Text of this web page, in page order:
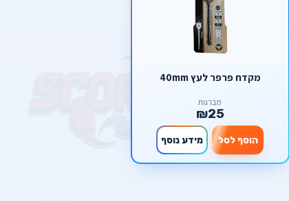
מקדח פרפר לעץ 40mm
מברגות
₪25
הוסף לסל מידע נוסף